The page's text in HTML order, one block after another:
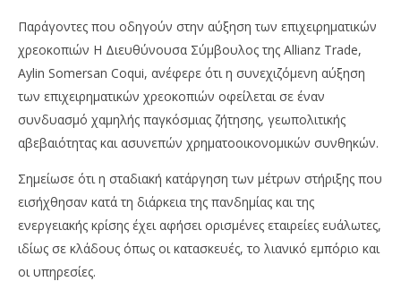
Παράγοντες που οδηγούν στην αύξηση των επιχειρηματικών
χρεοκοπιών Η Διευθύνουσα Σύμβουλος της Allianz Trade,
Aylin Somersan Coqui, ανέφερε ότι η συνεχιζόμενη αύξηση
των επιχειρηματικών χρεοκοπιών οφείλεται σε έναν
συνδυασμό χαμηλής παγκόσμιας ζήτησης, γεωπολιτικής
αβεβαιότητας και ασυνεπών χρηματοοικονομικών συνθηκών.
Σημείωσε ότι η σταδιακή κατάργηση των μέτρων στήριξης που
εισήχθησαν κατά τη διάρκεια της πανδημίας και της
ενεργειακής κρίσης έχει αφήσει ορισμένες εταιρείες ευάλωτες,
ιδίως σε κλάδους όπως οι κατασκευές, το λιανικό εμπόριο και
οι υπηρεσίες.